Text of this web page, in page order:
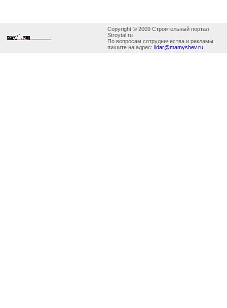
Copyright © 2009 Строительный портал
Stroytal.ru
По вопросам сотрудничества и рекламы
пишите на адрес: ildar@mamyshev.ru